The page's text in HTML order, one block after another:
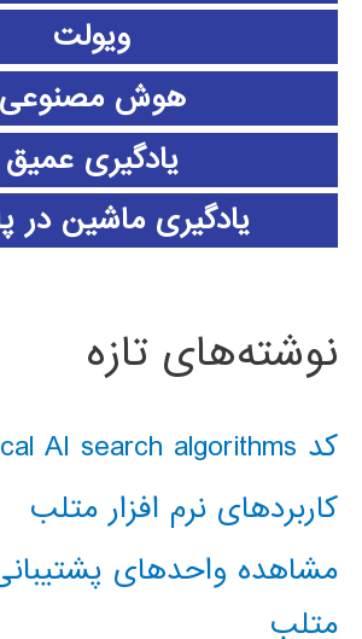
ویولت
هوش مصنوعی
یادگیری عمیق
یادگیری ماشین در
نوشته‌های تازه
کد classical AI search algorithms
کاربردهای نرم افزار متلب
مشاهده واحدهای
متلب